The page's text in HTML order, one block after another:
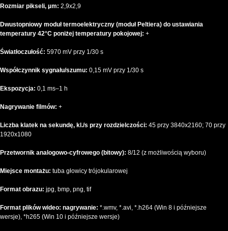
Rozmiar pikseli, µm: 2,9x2,9
Dwustopniowy moduł termoelektryczny (moduł Peltiera) do ustawiania
temperatury 42°C poniżej temperatury pokojowej: +
Światłoczułość: 5970 mV przy 1/30 s
Współczynnik sygnału/szumu: 0,15 mV przy 1/30 s
Ekspozycja: 0,1 ms–1 h
Nagrywanie filmów: +
Liczba klatek na sekundę, kl./s przy rozdzielczości: 45 przy 3840x2160; 70 przy
1920x1080
Przetwornik analogowo-cyfrowego (bitowy): 8/12 (z możliwością wyboru)
Miejsce montażu: tuba głowicy trójokularowej
Format obrazu: jpg, bmp, png, tif
Format plików wideo: nagrywanie: *.wmv, *.avi, *.h264 (Win 8 i późniejsze
wersje), *h265 (Win 10 i późniejsze wersje)